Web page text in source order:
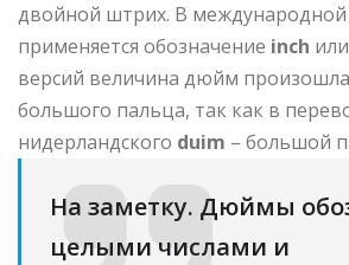
двойной штрих. В международной
применяется обозначение inch или
версий величина дюйм
большого пальца, так как в
нидерландского duim – большой
На заметку. Дюймы
целыми числами и